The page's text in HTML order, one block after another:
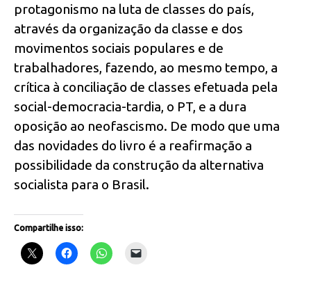
protagonismo na luta de classes do país,
através da organização da classe e dos
movimentos sociais populares e de
trabalhadores, fazendo, ao mesmo tempo, a
crítica à conciliação de classes efetuada pela
social-democracia-tardia, o PT, e a dura
oposição ao neofascismo. De modo que uma
das novidades do livro é a reafirmação a
possibilidade da construção da alternativa
socialista para o Brasil.
Compartilhe isso: